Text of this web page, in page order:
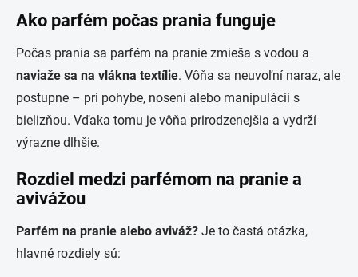
Ako parfém počas prania funguje
Počas prania sa parfém na pranie zmieša s vodou a
naviaže sa na vlákna textílie. Vôňa sa neuvoľní naraz, ale
postupne – pri pohybe, nosení alebo manipulácii s
bielizňou. Vďaka tomu je vôňa prirodzenejšia a vydrží
výrazne dlhšie.
Rozdiel medzi parfémom na pranie a
avivážou
Parfém na pranie alebo aviváž? Je to častá otázka,
hlavné rozdiely sú: